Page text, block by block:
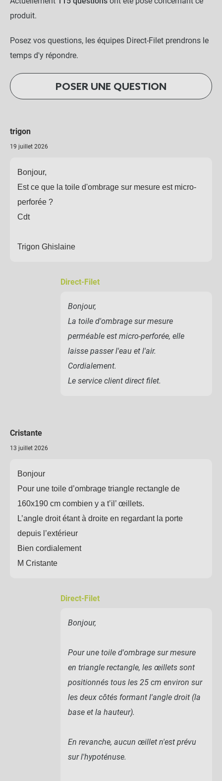
produit.
Posez vos questions, les équipes Direct-Filet prendrons le
temps d'y répondre.
POSER UNE QUESTION
trigon
19 juillet 2026
Bonjour,
Est ce que la toile d'ombrage sur mesure est micro-
perforée ?
Cdt
Trigon Ghislaine
Direct-Filet
Bonjour,
La toile d'ombrage sur mesure
perméable est micro-perforée, elle
laisse passer l'eau et l'air.
Cordialement.
Le service client direct filet.
Cristante
13 juillet 2026
Bonjour
Pour une toile d’ombrage triangle rectangle de
160x190 cm combien y a t’il’ œillets.
L’angle droit étant à droite en regardant la porte
depuis l’extérieur
Bien cordialement
M Cristante
Direct-Filet
Bonjour,
Pour une toile d'ombrage sur mesure
en triangle rectangle, les œillets sont
positionnés tous les 25 cm environ sur
les deux côtés formant l'angle droit (la
base et la hauteur).
En revanche, aucun œillet n'est prévu
sur l'hypoténuse.